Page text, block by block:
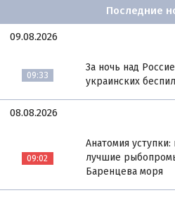
Последние
09.08.2026
09:33
За ночь над
украинских
08.08.2026
09:02
Анатомия
лучшие
Баренцева моря